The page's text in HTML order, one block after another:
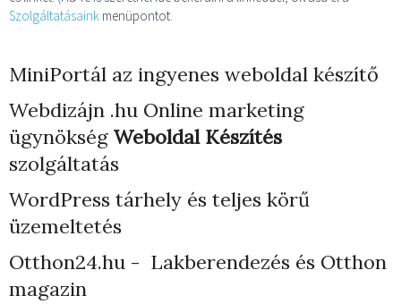
Szolgáltatásaink menüpontot.
MiniPortál az ingyenes weboldal készítő
Webdizájn .hu Online marketing
ügynökség Weboldal Készítés
szolgáltatás
WordPress tárhely és teljes körű
üzemeltetés
Otthon24.hu - Lakberendezés és Otthon
magazin